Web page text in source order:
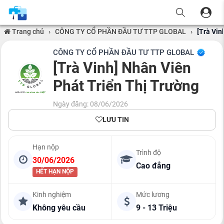
Trang chủ › CÔNG TY CỔ PHẦN ĐẦU TƯ TTP GLOBAL › [Trà
CÔNG TY CỔ PHẦN ĐẦU TƯ TTP GLOBAL
[Trà Vinh] Nhân Viên
Phát Triển Thị Trường
Ngày đăng: 08/06/2026
LƯU TIN
Hạn nộp
30/06/2026
HẾT HẠN NỘP
Trình độ
Cao đẳng
Kinh nghiệm
Không yêu cầu
Mức lương
9 - 13 Triệu